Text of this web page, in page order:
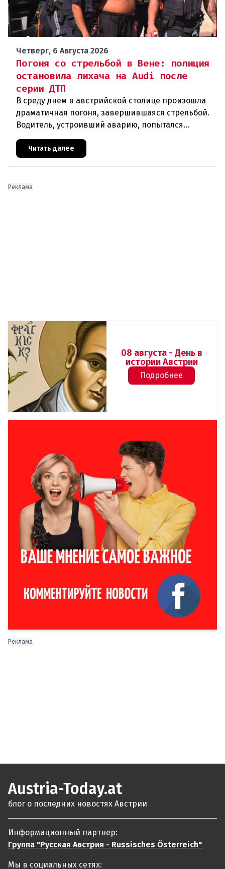
Четверг, 6 Августа 2026
Погоня со стрельбой в Вене: полиция
остановила лихача на Audi после
серии ДТП
В среду днем в австрийской столице произошла
драматичная погоня, завершившаяся стрельбой.
Водитель, устроивший аварию, попытался
скрыться от полиции, спровоцировав несколько
новых столкновений.Что слу
Читать далее
Реклама
08 августа - День в
истории Австрии
Подробнее
Реклама
Austria-Today.at
блог о последних новостях Австрии
Информационный партнер:
Группа "Русская Австрия - Russisches Österreich"
Мы в социальных сетях: